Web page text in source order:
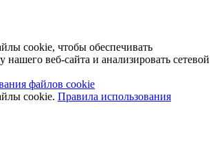
cookie, чтобы обеспечивать
нашего веб-сайта и анализировать сетевой
файлов cookie
cookie. Правила использования